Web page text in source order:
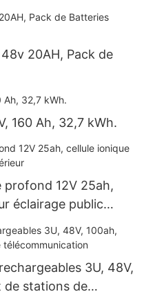
20AH, Pack de
160 Ah, 32,7 kWh.
profond 12V 25ah,
éclairage public
3U, 48V,
de stations de